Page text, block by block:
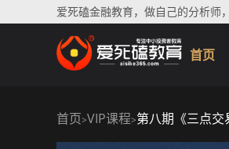
爱死磕金融教育，做自己的分析师
首页
首页>VIP课程>第八期《三点交